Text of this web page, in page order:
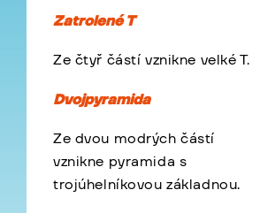
Zatrolené T
Ze čtyř částí vznikne velké T.
Dvojpyramida
Ze dvou modrých částí
vznikne pyramida s
trojúhelníkovou základnou.